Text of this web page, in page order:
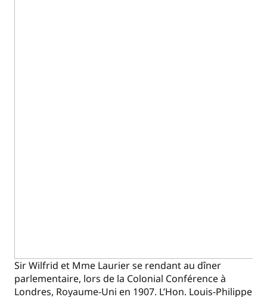
Sir Wilfrid et Mme Laurier se rendant au dîner
parlementaire, lors de la Colonial Conférence à
Londres, Royaume-Uni en 1907. L’Hon. Louis-Philippe